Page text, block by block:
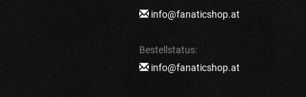
info@fanaticshop.at
Bestellstatus:
info@fanaticshop.at